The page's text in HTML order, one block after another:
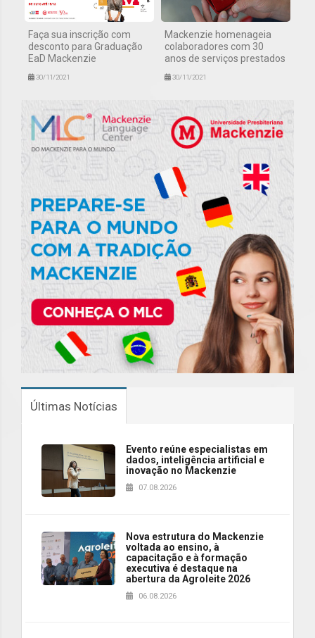
Faça sua inscrição com
desconto para Graduação
EaD Mackenzie
30/11/2021
Mackenzie homenageia
colaboradores com 30
anos de serviços prestados
30/11/2021
Últimas Notícias
Evento reúne especialistas em
dados, inteligência artificial e
inovação no Mackenzie
07.08.2026
Nova estrutura do Mackenzie
voltada ao ensino, à
capacitação e à formação
executiva é destaque na
abertura da Agroleite 2026
06.08.2026